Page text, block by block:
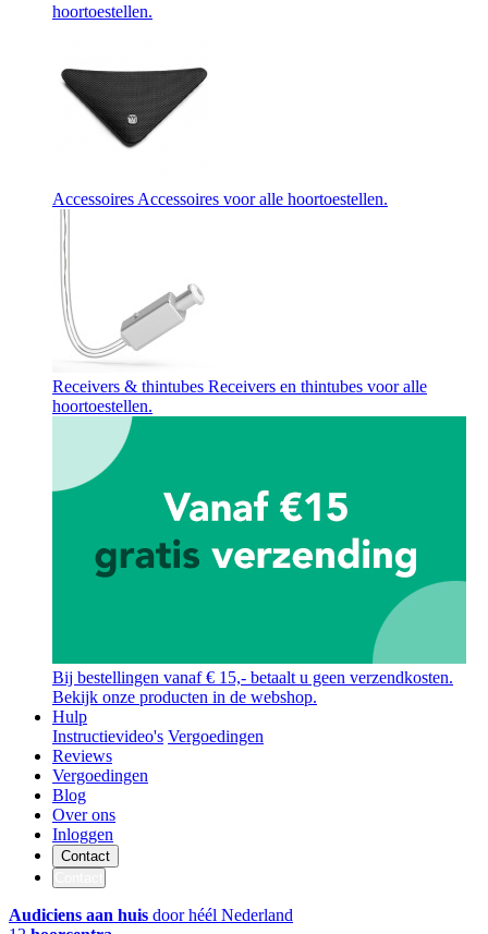
hoortoestellen.
Accessoires Accessoires voor alle hoortoestellen.
Receivers & thintubes Receivers en thintubes voor alle
hoortoestellen.
Bij bestellingen vanaf € 15,- betaalt u geen verzendkosten.
Bekijk onze producten in de webshop.
Hulp
Instructievideo's Vergoedingen
Reviews
Vergoedingen
Blog
Over ons
Inloggen
Contact
Audiciens aan huis door héél Nederland